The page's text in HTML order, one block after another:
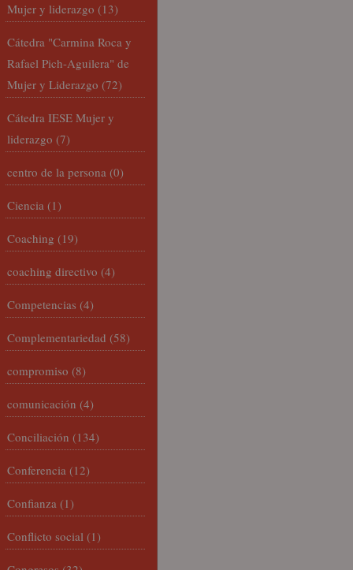
Mujer y liderazgo (13)
Cátedra "Carmina Roca y
Rafael Pich-Aguilera" de
Mujer y Liderazgo (72)
Cátedra IESE Mujer y
liderazgo (7)
centro de la persona (0)
Ciencia (1)
Coaching (19)
coaching directivo (4)
Competencias (4)
Complementariedad (58)
compromiso (8)
comunicación (4)
Conciliación (134)
Conferencia (12)
Confianza (1)
Conflicto social (1)